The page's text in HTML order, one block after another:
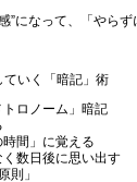
”になって、「やら
いく「暗記」術
ロノーム」暗記
間」に覚える
数日後に思い出す
則」